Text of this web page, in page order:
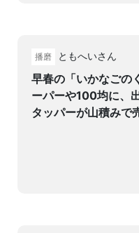
播磨 ともへいさん
早春の「いかなごの
ーパーや100均に、
タッパーが山積みで